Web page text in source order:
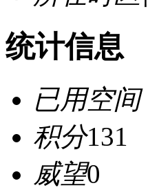
统计信息
已用空间
积分131
威望0